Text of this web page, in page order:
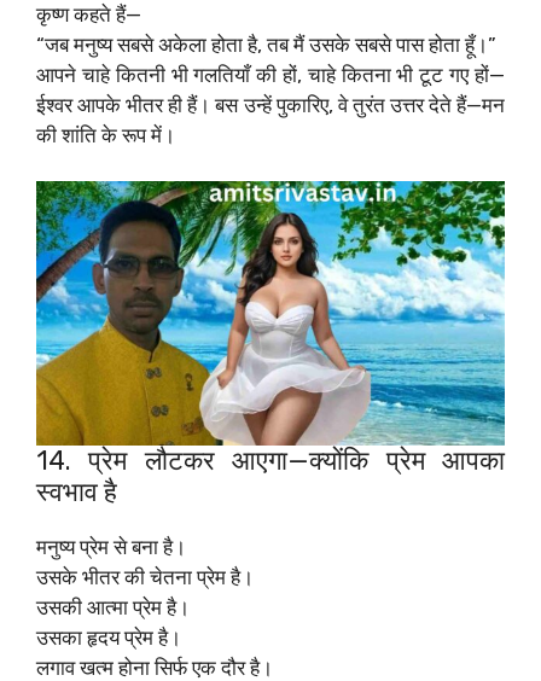
कृष्ण कहते हैं—
“जब मनुष्य सबसे अकेला होता है, तब मैं उसके सबसे पास होता हूँ।”
आपने चाहे कितनी भी गलतियाँ की हों, चाहे कितना भी टूट गए हों—
ईश्वर आपके भीतर ही हैं। बस उन्हें पुकारिए, वे तुरंत उत्तर देते हैं—मन
की शांति के रूप में।
14. प्रेम लौटकर आएगा—क्योंकि प्रेम आपका
स्वभाव है
मनुष्य प्रेम से बना है।
उसके भीतर की चेतना प्रेम है।
उसकी आत्मा प्रेम है।
उसका हृदय प्रेम है।
लगाव खत्म होना सिर्फ एक दौर है।